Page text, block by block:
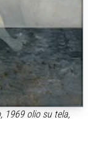
1969 olio su tela,